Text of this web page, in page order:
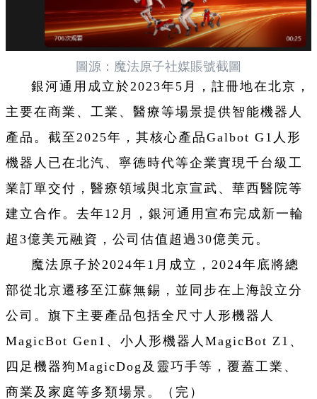
圖源：魔法原子社媒賬號截圖
銀河通用成立於2023年5月，註冊地在北京，
主要在商業、工業、醫療等場景提供智能機器人
產品。截至2025年，其核心產品Galbot G1人形
機器人已在北汽、寧德時代等企業實現千台級工
業訂單交付，醫療領域與北京宣武、華西醫院等
建立合作。去年12月，銀河通用宣布完成新一輪
超3億美元融資，公司估值超過30億美元。
魔法原子於2024年1月成立，2024年底將總
部從北京遷移至江蘇無錫，並同步在上海設立分
公司。旗下主要產品包括全尺寸人形機器人
MagicBot Gen1、小人形機器人MagicBot Z1、
四足機器狗MagicDog及靈巧手等，覆蓋工業、
商業及家庭等多類場景。（完）